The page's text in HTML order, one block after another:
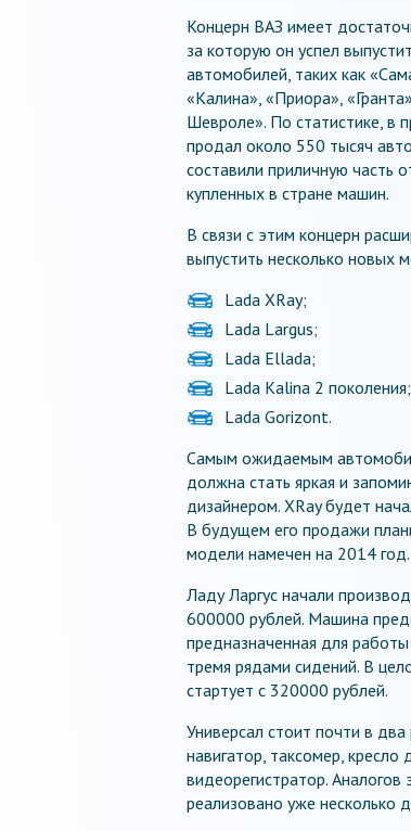
Концерн ВАЗ имеет
за которую он успел
автомобилей, таких как
«Калина», «Приора»,
Шевроле». По статистике, в
продал около 550 тысяч
составили приличную часть
купленных в стране машин.
В связи с этим концерн
выпустить несколько новых
Lada XRay;
Lada Largus;
Lada Ellada;
Lada Kalina 2 поколения;
Lada Gorizont.
Самым ожидаемым
должна стать яркая и
дизайнером. XRay будет
В будущем его продажи
модели намечен на 2014 год.
Ладу Ларгус начали
600000 рублей. Машина
предназначенная для
тремя рядами сидений. В
стартует с 320000 рублей.
Универсал стоит почти в
навигатор, таксомер, кресло
видеорегистратор.
реализовано уже несколько